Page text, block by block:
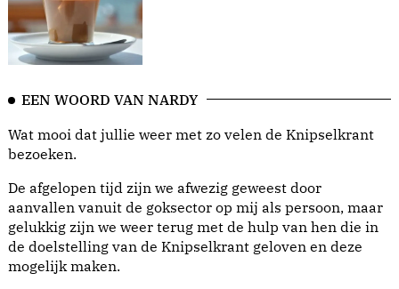
EEN WOORD VAN NARDY
Wat mooi dat jullie weer met zo velen de Knipselkrant
bezoeken.
De afgelopen tijd zijn we afwezig geweest door
aanvallen vanuit de goksector op mij als persoon, maar
gelukkig zijn we weer terug met de hulp van hen die in
de doelstelling van de Knipselkrant geloven en deze
mogelijk maken.